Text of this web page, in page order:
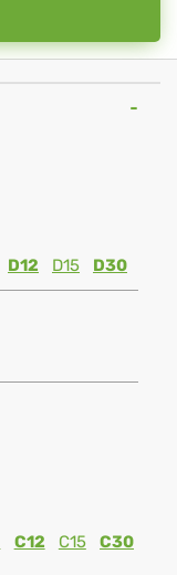
D12 D15 D30
C12 C15
C30